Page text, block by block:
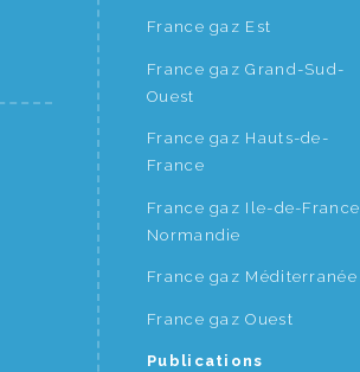
France gaz Est
France gaz Grand-Sud-
Ouest
France gaz Hauts-de-
France
France gaz Ile-de-France
Normandie
France gaz Méditerranée
France gaz Ouest
Publications